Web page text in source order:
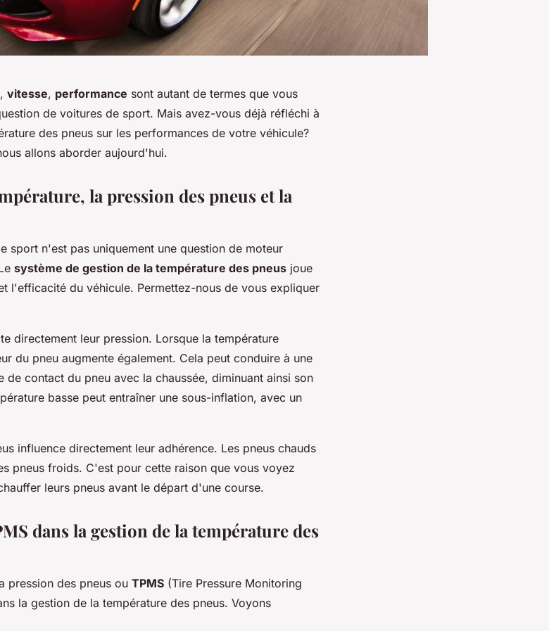
, vitesse, performance sont autant de termes que vous
de voitures de sport. Mais avez-vous déjà réfléchi à
des pneus sur les performances de votre véhicule?
allons aborder aujourd'hui.
la pression des pneus et la
sport n'est pas uniquement une question de moteur
système de gestion de la température des pneus joue
l'efficacité du véhicule. Permettez-nous de vous expliquer
directement leur pression. Lorsque la température
du pneu augmente également. Cela peut conduire à une
contact du pneu avec la chaussée, diminuant ainsi son
basse peut entraîner une sous-inflation, avec un
influence directement leur adhérence. Les pneus chauds
pneus froids. C'est pour cette raison que vous voyez
leurs pneus avant le départ d'une course.
dans la gestion de la température des
pression des pneus ou TPMS (Tire Pressure Monitoring
la gestion de la température des pneus. Voyons